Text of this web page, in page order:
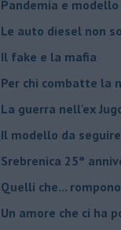
Pandemia e
Le auto diesel non
​Il fake e la mafia
Per chi combatte la
La guerra nell'ex
Il modello da
Srebrenica 25°
Quelli che...
Un amore che ci ha